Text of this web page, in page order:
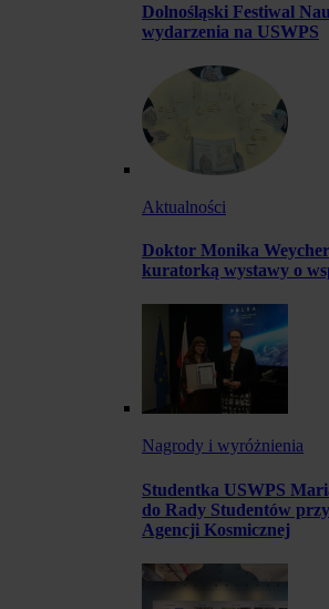
Dolnośląski Festiwal
wydarzenia na USWPS
Aktualności
Doktor Monika
kuratorką wystawy o
Nagrody i wyróżnienia
Studentka USWPS
do Rady Studentów
Agencji Kosmicznej